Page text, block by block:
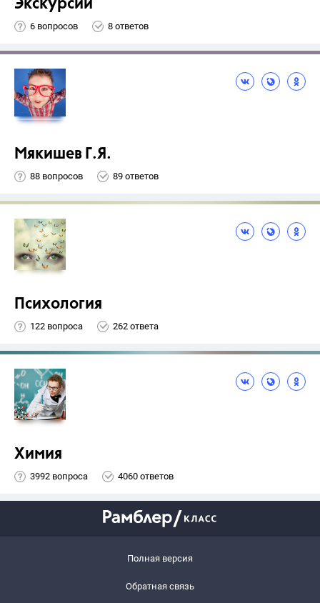
Экскурсии
6 вопросов 8 ответов
Мякишев Г.Я.
88 вопросов 89 ответов
Психология
122 вопроса 262 ответа
Химия
3992 вопроса 4060 ответов
Полная версия
Обратная связь